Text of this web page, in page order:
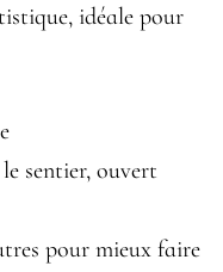
idéale pour
sentier, ouvert
pour mieux faire